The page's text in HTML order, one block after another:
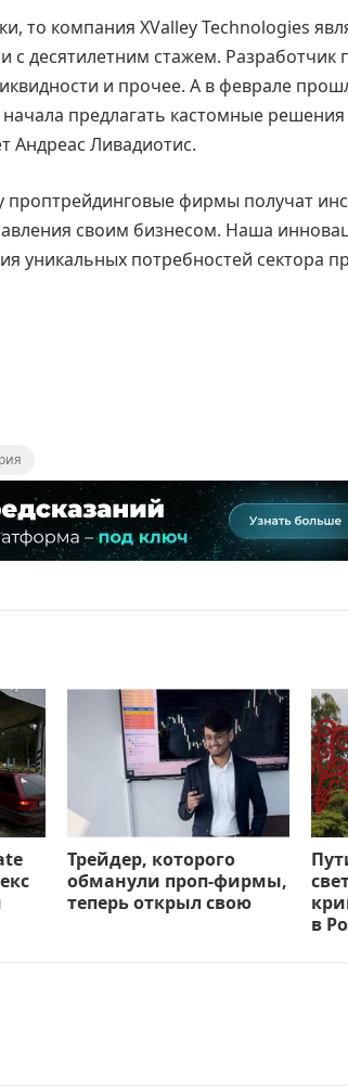
то компания XValley Technologies
десятилетним стажем. Разработчик
и прочее. А в феврале
предлагать кастомные
Андреас Ливадиотис.
проптрейдинговые фирмы получат
своим бизнесом. Наша
уникальных потребностей сектора
Трейдер, которого
обманули проп-фирмы,
теперь открыл свою
в